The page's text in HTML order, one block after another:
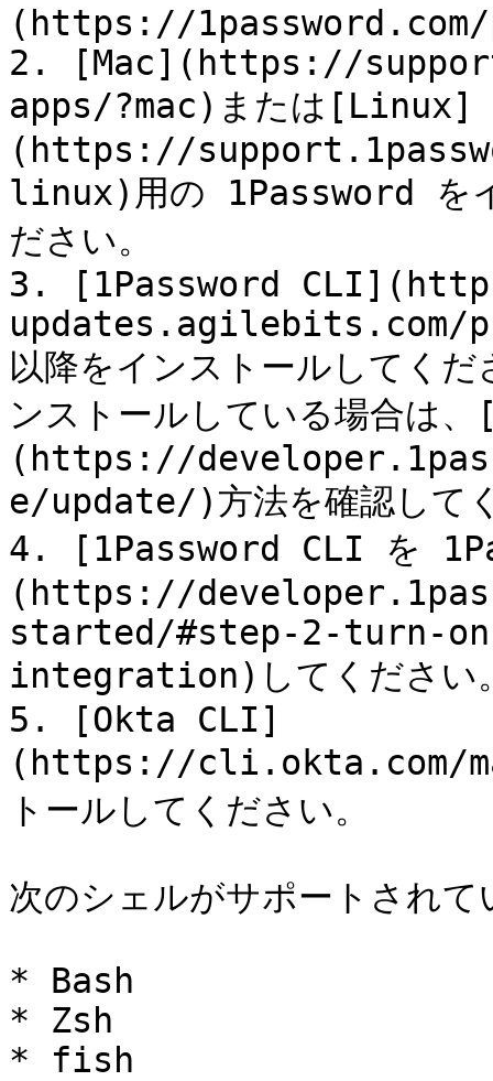
(https://
2. [Mac](https://
apps/?mac)または[Linux]
(https://
linux)用の 1Password をイ
ださい。
3. [1Password
updates.agilebits.com/
以降をインストールしてく
ンストールしている場合は
(https://
e/update/)方法を確認して
4. [1Password CLI を
(https://
started/#step-2-turn-
integration)してください
5. [Okta CLI]
(https://cli.okta.com/
トールしてください。
次のシェルがサポートされ
* Bash
* Zsh
* fish